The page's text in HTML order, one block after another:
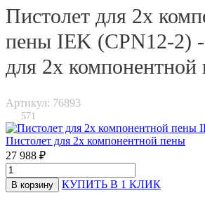
Пистолет для 2х
пены IEK (CPN12-2)
для 2х компонентной
Артикул: 76893
571
27 988 ₽
КУПИТЬ В 1 КЛИК